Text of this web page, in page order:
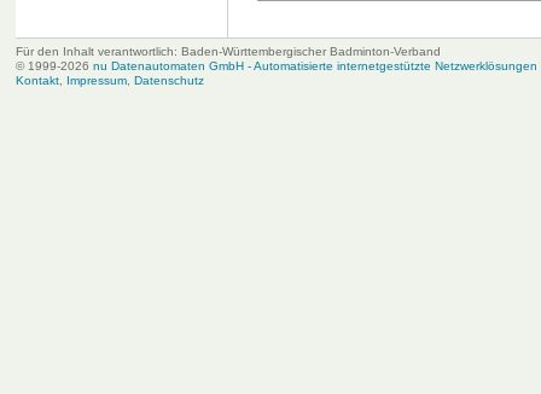
Für den Inhalt verantwortlich: Baden-Württembergischer Badminton-Verband
© 1999-2026 nu Datenautomaten GmbH - Automatisierte internetgestützte Netzwerklösungen
Kontakt, Impressum, Datenschutz